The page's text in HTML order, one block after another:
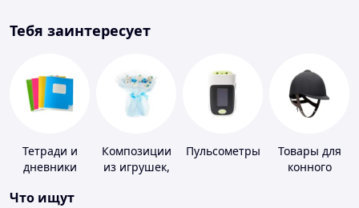
Тебя заинтересует
Тетради и
дневники
Композиции
из игрушек,
Пульсометры
Товары для
конного
Что ищут